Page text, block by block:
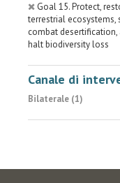
Goal 15. Protect,
terrestrial ecosystems,
combat
halt biodiversity loss
Canale di
Bilaterale (1)